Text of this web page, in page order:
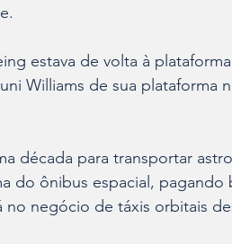
estava de volta à
Williams de sua plataforma
década para transportar
do ônibus espacial, pagando
no negócio de táxis orbitais